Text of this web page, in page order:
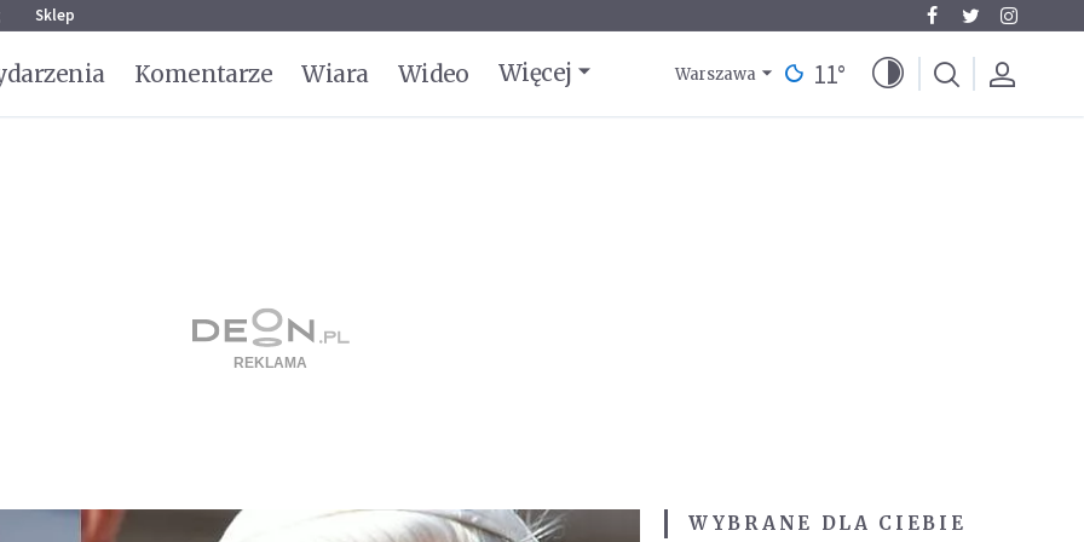
Sklep
Komentarze Wiara Wideo Więcej Warszawa 11°
WYBRANE DLA CIEBIE